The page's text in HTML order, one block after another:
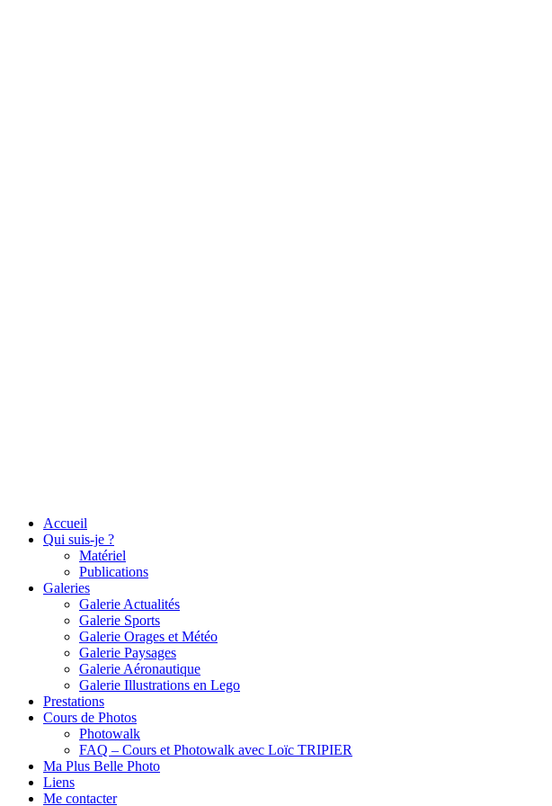
Accueil
Qui suis-je ?
Matériel
Publications
Galeries
Galerie Actualités
Galerie Sports
Galerie Orages et Météo
Galerie Paysages
Galerie Aéronautique
Galerie Illustrations en Lego
Prestations
Cours de Photos
Photowalk
FAQ – Cours et Photowalk avec Loïc TRIPIER
Ma Plus Belle Photo
Liens
Me contacter